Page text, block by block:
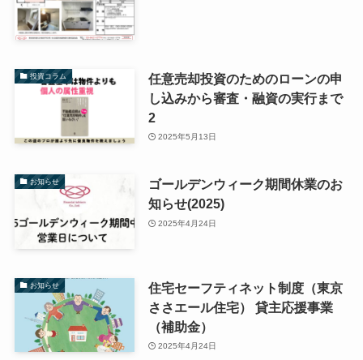
投資コラム
任意売却投資のためのローンの申
し込みから審査・融資の実行まで
2
2025年5月13日
お知らせ
ゴールデンウィーク期間休業のお
知らせ(2025)
2025年4月24日
お知らせ
住宅セーフティネット制度（東京
ささエール住宅） 貸主応援事業
（補助金）
2025年4月24日